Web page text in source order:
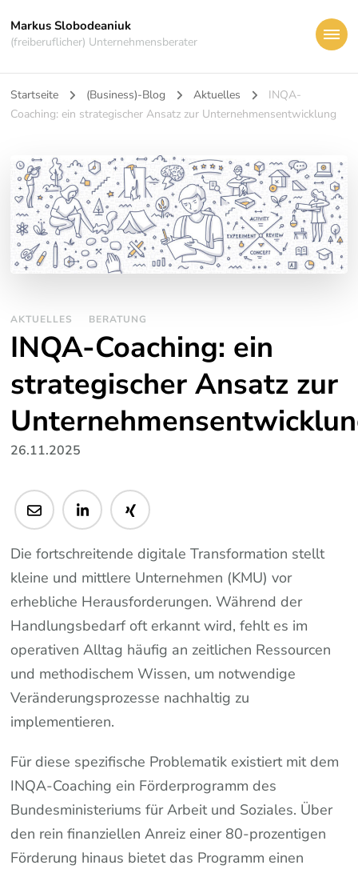
Markus Slobodeaniuk
(freiberuflicher) Unternehmensberater
Startseite (Business)-Blog Aktuelles
INQA-
Coaching: ein strategischer Ansatz zur Unternehmensentwicklung
AKTUELLES BERATUNG
INQA-Coaching: ein
strategischer Ansatz zur
26.11.2025
Die fortschreitende digitale Transformation stellt
kleine und mittlere Unternehmen (KMU) vor
erhebliche Herausforderungen. Während der
Handlungsbedarf oft erkannt wird, fehlt es im
operativen Alltag häufig an zeitlichen Ressourcen
und methodischem Wissen, um notwendige
Veränderungsprozesse nachhaltig zu
implementieren.
Für diese spezifische Problematik existiert mit dem
INQA-Coaching ein Förderprogramm des
Bundesministeriums für Arbeit und Soziales. Über
den rein finanziellen Anreiz einer 80-prozentigen
Förderung hinaus bietet das Programm einen